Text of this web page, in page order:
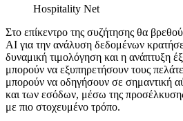
Hospitality Net
Στο επίκεντρο της συζήτησης θα
AI για την ανάλυση δεδομένων
δυναμική τιμολόγηση και η ανάπτυξη
μπορούν να εξυπηρετήσουν τους
μπορούν να οδηγήσουν σε σημαντική
και των εσόδων, μέσω της
με πιο στοχευμένο τρόπο.